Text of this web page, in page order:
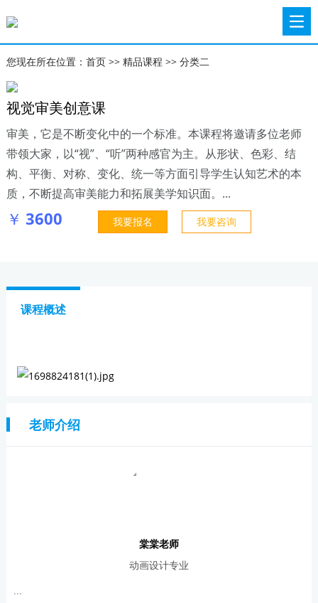
您现在所在位置： 首页>> 精品课程 >> 分类二
视觉审美创意课
审美，它是不断变化中的一个标准。本课程将邀请多位老师
带领大家，以“视”、“听”两种感官为主。从形状、色彩、结
构、平衡、对称、变化、统一等方面引导学生认知艺术的本
质，不断提高审美能力和拓展美学知识面。...
￥ 3600 我要报名 我要咨询
课程概述
老师介绍
棠棠老师
动画设计专业
...